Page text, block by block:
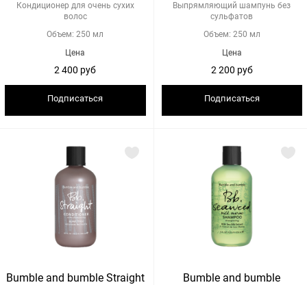
Кондиционер для очень сухих
волос
Объем: 250 мл
Цена
2 400 руб
Подписаться
Выпрямляющий шампунь без
сульфатов
Объем: 250 мл
Цена
2 200 руб
Подписаться
Bumble and bumble Straight
Bumble and bumble